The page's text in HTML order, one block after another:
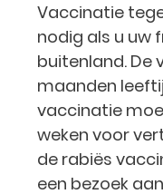
Vaccinatie
nodig als u uw
buitenland. De
maanden
vaccinatie
weken voor
de rabiës
een bezoek